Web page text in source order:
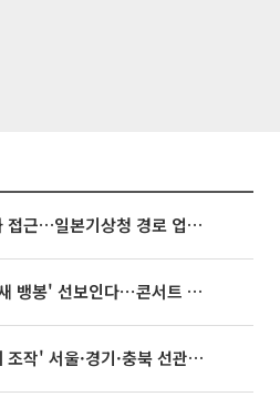
태풍 '돌핀' 오키나와 접근…일본기상청 경로 업데이트
빅뱅, 20주년 기념 '새 뱅봉' 선보인다⋯콘서트 앞두고 팝업 개최
울·경기·충북 선관위 등 추가 압수수색